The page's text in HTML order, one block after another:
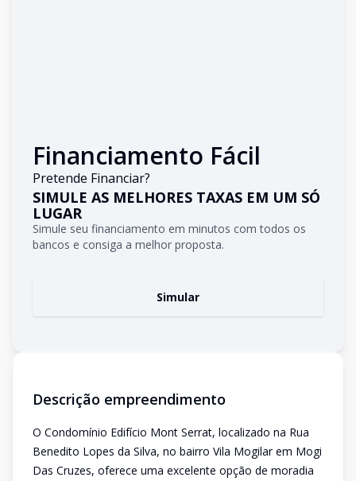
Financiamento Fácil
Pretende Financiar?
SIMULE AS MELHORES TAXAS EM UM SÓ
LUGAR
Simule seu financiamento em minutos com todos os
bancos e consiga a melhor proposta.
Simular
Descrição empreendimento
O Condomínio Edifício Mont Serrat, localizado na Rua
Benedito Lopes da Silva, no bairro Vila Mogilar em Mogi
Das Cruzes, oferece uma excelente opção de moradia